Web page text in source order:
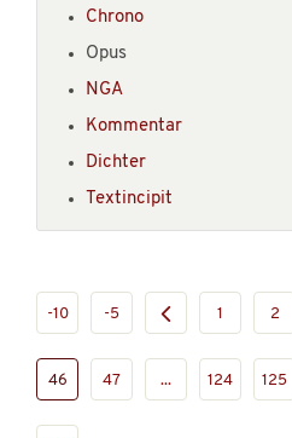
Chrono
Opus
NGA
Kommentar
Dichter
Textincipit
-10 -5 1 2
46 47 ... 124 125